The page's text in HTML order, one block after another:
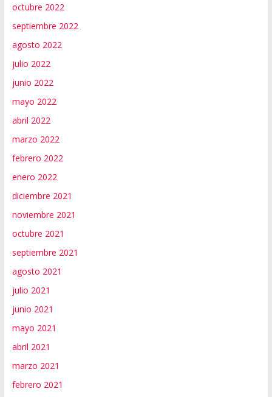
octubre 2022
septiembre 2022
agosto 2022
julio 2022
junio 2022
mayo 2022
abril 2022
marzo 2022
febrero 2022
enero 2022
diciembre 2021
noviembre 2021
octubre 2021
septiembre 2021
agosto 2021
julio 2021
junio 2021
mayo 2021
abril 2021
marzo 2021
febrero 2021